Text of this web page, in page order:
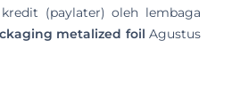
(paylater) oleh lembaga
metalized foil Agustus